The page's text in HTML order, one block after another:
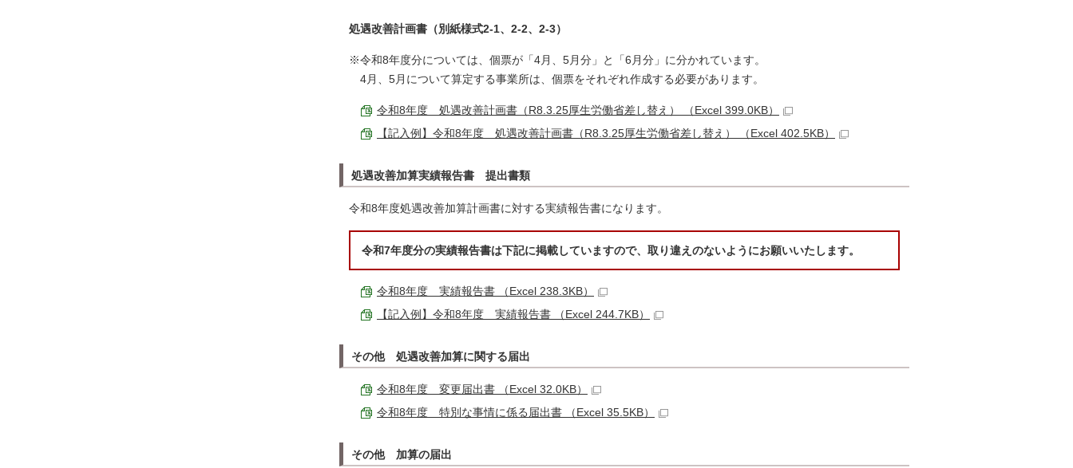
処遇改善計画書（別紙様式2-1、2-2、2-3）
※令和8年度分については、個票が「4月、5月分」と「6月分」に分かれています。
4月、5月について算定する事業所は、個票をそれぞれ作成する必要があります。
令和8年度 処遇改善計画書（R8.3.25厚生労働省差し替え） （Excel 399.0KB）
【記入例】令和8年度 処遇改善計画書（R8.3.25厚生労働省差し替え） （Excel 402.5KB）
処遇改善加算実績報告書 提出書類
令和8年度処遇改善加算計画書に対する実績報告書になります。
令和7年度分の実績報告書は下記に掲載していますので、取り違えのないようにお願いいたします。
令和8年度 実績報告書 （Excel 238.3KB）
【記入例】令和8年度 実績報告書 （Excel 244.7KB）
その他 処遇改善加算に関する届出
令和8年度 変更届出書 （Excel 32.0KB）
令和8年度 特別な事情に係る届出書 （Excel 35.5KB）
その他 加算の届出